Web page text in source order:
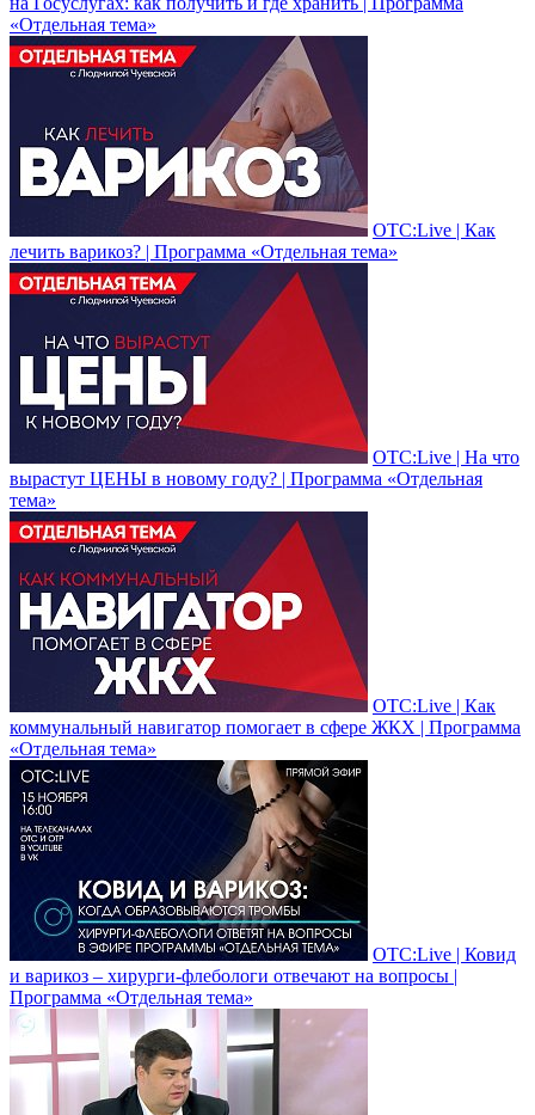
«Отдельная тема»
ОТС:Live | Как
лечить варикоз? | Программа «Отдельная тема»
ОТС:Live | На что
вырастут ЦЕНЫ в новому году? | Программа «Отдельная
тема»
ОТС:Live | Как
коммунальный навигатор помогает в сфере ЖКХ | Программа
«Отдельная тема»
ОТС:Live | Ковид
и варикоз – хирурги-флебологи отвечают на вопросы |
Программа «Отдельная тема»